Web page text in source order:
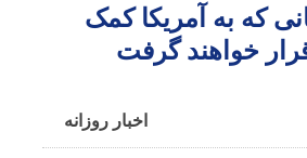
که به آمریکا کمک
خواهند گرفت
اخبار روزانه